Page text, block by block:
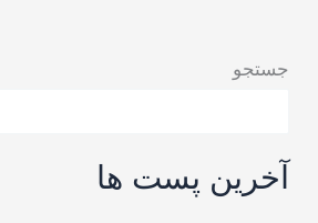
جستجو
آخرین پست ها